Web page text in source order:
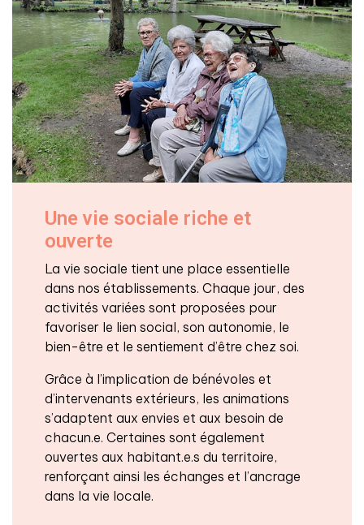
Une vie sociale riche et
ouverte
La vie sociale tient une place essentielle
dans nos établissements. Chaque jour, des
activités variées sont proposées pour
favoriser le lien social, son autonomie, le
bien-être et le sentiement d’être chez soi.
Grâce à l’implication de bénévoles et
d’intervenants extérieurs, les animations
s’adaptent aux envies et aux besoin de
chacun.e. Certaines sont également
ouvertes aux habitant.e.s du territoire,
renforçant ainsi les échanges et l’ancrage
dans la vie locale.